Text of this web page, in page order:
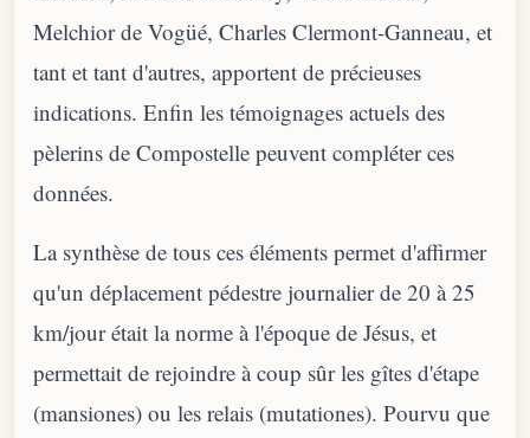
Melchior de Vogüé, Charles Clermont-Ganneau, et
tant et tant d'autres, apportent de précieuses
indications. Enfin les témoignages actuels des
pèlerins de Compostelle peuvent compléter ces
données.
La synthèse de tous ces éléments permet d'affirmer
qu'un déplacement pédestre journalier de 20 à 25
km/jour était la norme à l'époque de Jésus, et
permettait de rejoindre à coup sûr les gîtes d'étape
(mansiones) ou les relais (mutationes). Pourvu que